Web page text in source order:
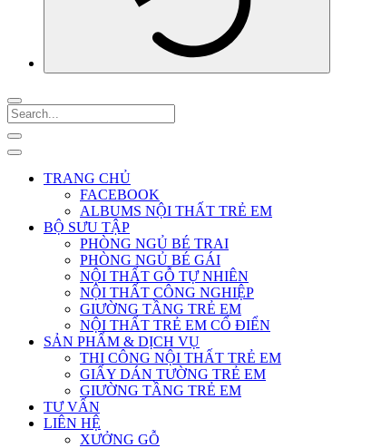
TRANG CHỦ
FACEBOOK
ALBUMS NỘI THẤT TRẺ EM
BỘ SƯU TẬP
PHÒNG NGỦ BÉ TRAI
PHÒNG NGỦ BÉ GÁI
NỘI THẤT GỖ TỰ NHIÊN
NỘI THẤT CÔNG NGHIỆP
GIƯỜNG TẦNG TRẺ EM
NỘI THẤT TRẺ EM CỔ ĐIỂN
SẢN PHẨM & DỊCH VỤ
THI CÔNG NỘI THẤT TRẺ EM
GIẤY DÁN TƯỜNG TRẺ EM
GIƯỜNG TẦNG TRẺ EM
TƯ VẤN
LIÊN HỆ
XƯỞNG GỖ